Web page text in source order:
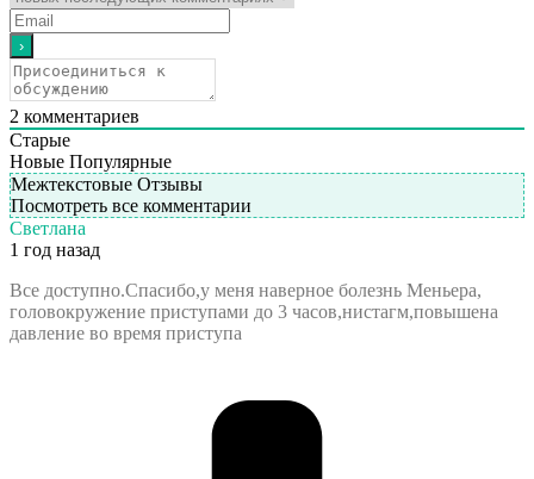
2 комментариев
Старые
Новые Популярные
Межтекстовые Отзывы
Посмотреть все комментарии
Светлана
1 год назад
Все доступно.Спасибо,у меня наверное болезнь Меньера,
головокружение приступами до 3 часов,нистагм,повышена
давление во время приступа